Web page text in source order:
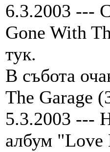
6.3.2003 ---
Gone With
тук.
В събота
The Garage
5.3.2003 ---
албум "Love